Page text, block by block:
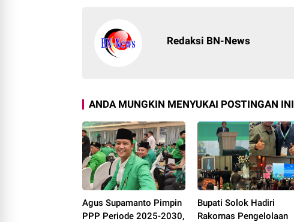
Redaksi BN-News
ANDA MUNGKIN MENYUKAI POSTINGAN INI
Agus Supamanto Pimpin
PPP Periode 2025-2030,
Bupati Solok Hadiri
Rakornas Pengelolaan